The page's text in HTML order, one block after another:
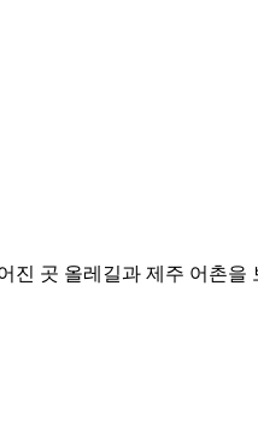
곳 올레길과 제주 어촌